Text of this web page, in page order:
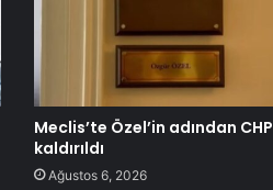
Meclis’te Özel’in adından CHP
kaldırıldı
Ağustos 6, 2026